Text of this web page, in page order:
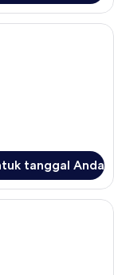
premium,
tanggal Anda
premium,